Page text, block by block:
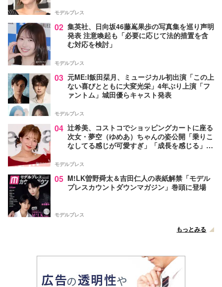
モデルプレス
02 集英社、日向坂46藤嶌果歩の写真集を巡り声明
発表 注意喚起も「必要に応じて法的措置を含
む対応を検討」
モデルプレス
03 元ME:I飯田栞月、ミュージカル初出演「この上
ない喜びとともに大変光栄」4年ぶり上演「フ
ァントム」城田優らキャスト発表
モデルプレス
04 辻希美、コストコでショッピングカートに座る
次女・夢空（ゆめあ）ちゃんの姿公開「乗りこ
なしてる感じが可愛すぎ」「成長を感じる」の
モデルプレス
05 M!LK曽野舜太＆吉田仁人の表紙解禁「モデル
プレスカウントダウンマガジン」巻頭に登場
モデルプレス
もっとみる